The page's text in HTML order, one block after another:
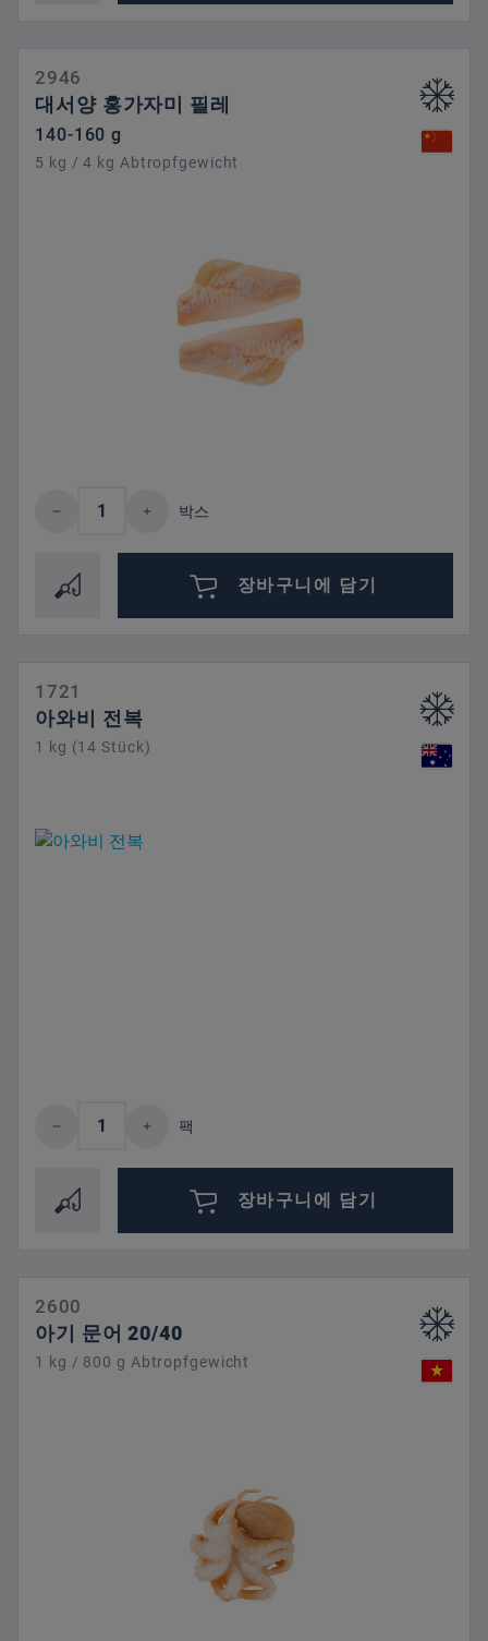
2946
대서양 홍가자미 필레
140-160 g
5 kg / 4 kg Abtropfgewicht
제품 수량: 원하는 값을 입력하거나 버튼
박스
장바구니에 담기
1721
아와비 전복
1 kg (14 Stück)
제품 수량: 원하는 값을 입력하거나 버튼
팩
장바구니에 담기
2600
아기 문어 20/40
1 kg / 800 g Abtropfgewicht